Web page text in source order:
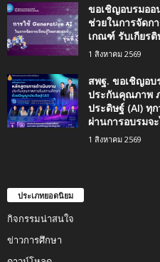
ขอเชิญอบรมออ
ช่วยในการจัดก
เกณฑ์ รับเกียร
1 สิงหาคม 2569
สพฐ. ขอเชิญอบ
ประกันคุณภาพ
ประดิษฐ์ (AI) ทุ
ผ่านการอบรมจ
1 สิงหาคม 2569
ประเภทยอดนิยม
กิจกรรมน่าสนใจ
ข่าวการศึกษา